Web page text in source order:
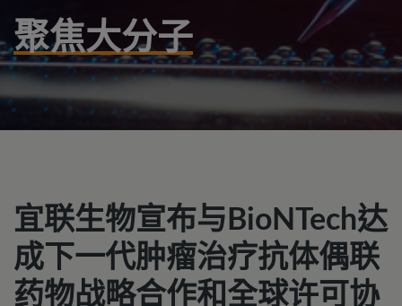
聚焦大分子
宜联生物宣布与BioNTech达
成下一代肿瘤治疗抗体偶联
药物战略合作和全球许可协